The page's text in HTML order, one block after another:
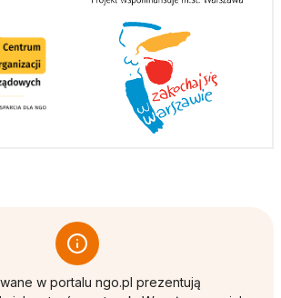
w portalu ngo.pl prezentują